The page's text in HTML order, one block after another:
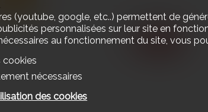
(youtube, google, etc..) permettent de
personnalisées sur leur site en
au fonctionnement du site, vous
cookies
nécessaires
des cookies